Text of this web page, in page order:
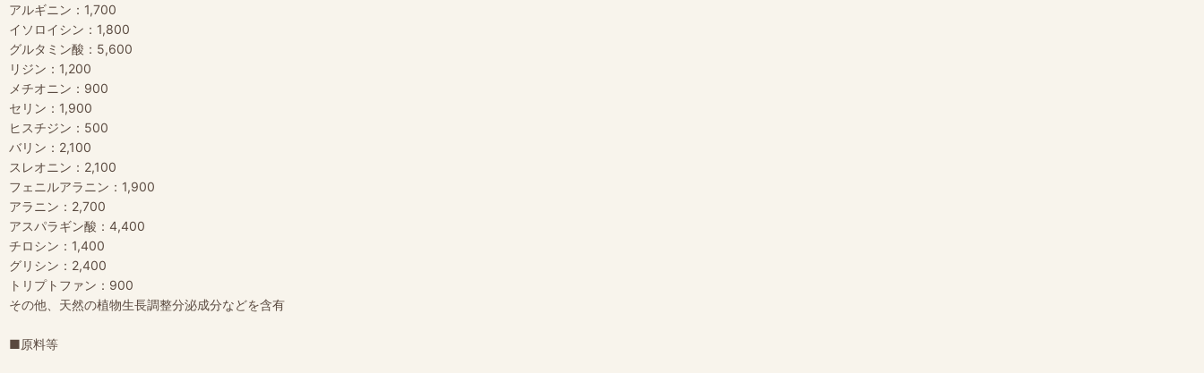
アルギニン：1,700
イソロイシン：1,800
グルタミン酸：5,600
リジン：1,200
メチオニン：900
セリン：1,900
ヒスチジン：500
バリン：2,100
スレオニン：2,100
フェニルアラニン：1,900
アラニン：2,700
アスパラギン酸：4,400
チロシン：1,400
グリシン：2,400
トリプトファン：900
その他、天然の植物生長調整分泌成分などを含有
■原料等